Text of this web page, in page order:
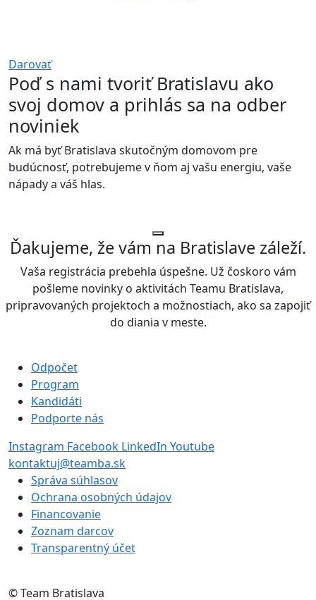
Darovať
Poď s nami tvoriť Bratislavu ako
svoj domov a prihlás sa na odber
noviniek
Ak má byť Bratislava skutočným domovom pre
budúcnosť, potrebujeme v ňom aj vašu energiu, vaše
nápady a váš hlas.
Ďakujeme, že vám na Bratislave záleží.
Vaša registrácia prebehla úspešne. Už čoskoro vám
pošleme novinky o aktivitách Teamu Bratislava,
pripravovaných projektoch a možnostiach, ako sa zapojiť
do diania v meste.
Odpočet
Program
Kandidáti
Podporte nás
Instagram Facebook LinkedIn Youtube
kontaktuj@teamba.sk
Správa súhlasov
Ochrana osobných údajov
Financovanie
Zoznam darcov
Transparentný účet
© Team Bratislava